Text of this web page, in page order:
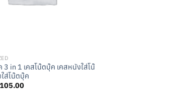
3 in 1 เคสโน๊ตบุ๊ค เคสหนังใส่โน๊
ส่โน๊ตบุ๊ค
105.00Current